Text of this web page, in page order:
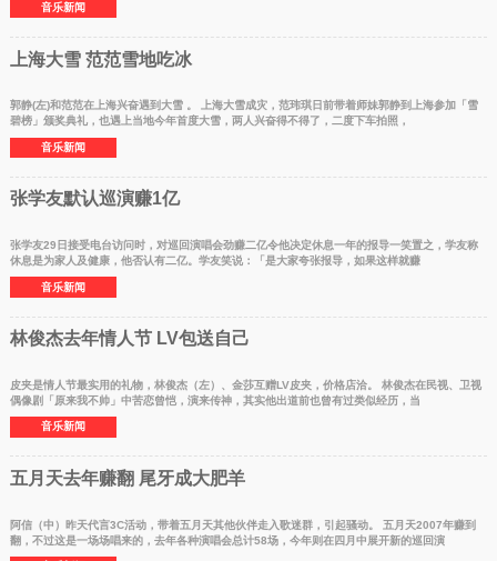
音乐新闻
上海大雪 范范雪地吃冰
郭静(左)和范范在上海兴奋遇到大雪 。 上海大雪成灾，范玮琪日前带着师妹郭静到上海参加「雪
碧榜」颁奖典礼，也遇上当地今年首度大雪，两人兴奋得不得了，二度下车拍照，
音乐新闻
张学友默认巡演赚1亿
张学友29日接受电台访问时，对巡回演唱会劲赚二亿令他决定休息一年的报导一笑置之，学友称
休息是为家人及健康，他否认有二亿。学友笑说：「是大家夸张报导，如果这样就赚
音乐新闻
林俊杰去年情人节 LV包送自己
皮夹是情人节最实用的礼物，林俊杰（左）、金莎互赠LV皮夹，价格店洽。 林俊杰在民视、卫视
偶像剧「原来我不帅」中苦恋曾恺，演来传神，其实他出道前也曾有过类似经历，当
音乐新闻
五月天去年赚翻 尾牙成大肥羊
阿信（中）昨天代言3C活动，带着五月天其他伙伴走入歌迷群，引起骚动。 五月天2007年赚到
翻，不过这是一场场唱来的，去年各种演唱会总计58场，今年则在四月中展开新的巡回演